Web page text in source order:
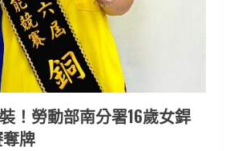
！勞動部南分署16歲女銲
牌